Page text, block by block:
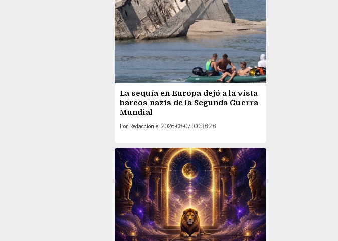
La sequía en Europa dejó a la vista
barcos nazis de la Segunda Guerra
Mundial
Por Redacción el 2026-08-07T00:38:28